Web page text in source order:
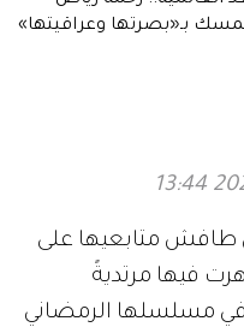
بـ«بصرتها وعراقيتها»
طافش متابعيها على
فيها مرتديةً
مسلسلها الرمضاني